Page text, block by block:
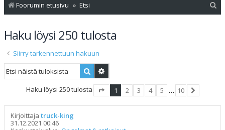
Foorumin etusivu Etsi
Haku löysi 250 tulosta
Siirry tarkennettuun hakuun
Etsi
Haku löysi 250 tulosta
1 2 3 4 5 … 10
Kirjoittaja truck-king
31.12.2021 00:46